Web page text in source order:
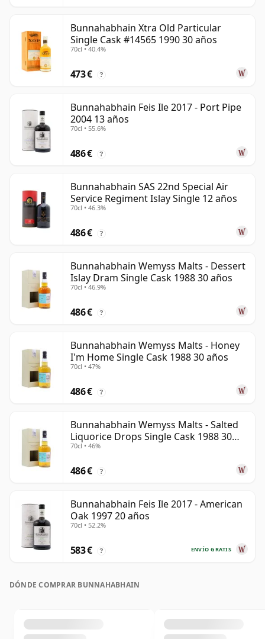
Bunnahabhain Xtra Old Particular
Single Cask #14565 1990 30 años
70cl • 40.4%
473 € ?
Bunnahabhain Feis Ile 2017 - Port Pipe
2004 13 años
70cl • 55.6%
486 € ?
Bunnahabhain SAS 22nd Special Air
Service Regiment Islay Single 12 años
70cl • 46.3%
486 € ?
Bunnahabhain Wemyss Malts - Dessert
Islay Dram Single Cask 1988 30 años
70cl • 46.9%
486 € ?
Bunnahabhain Wemyss Malts - Honey
I'm Home Single Cask 1988 30 años
70cl • 47%
486 € ?
Bunnahabhain Wemyss Malts - Salted
Liquorice Drops Single Cask 1988 30
años
70cl • 46%
486 € ?
Bunnahabhain Feis Ile 2017 - American
Oak 1997 20 años
70cl • 52.2%
ENVÍO GRATIS
583 € ?
DÓNDE COMPRAR BUNNAHABHAIN